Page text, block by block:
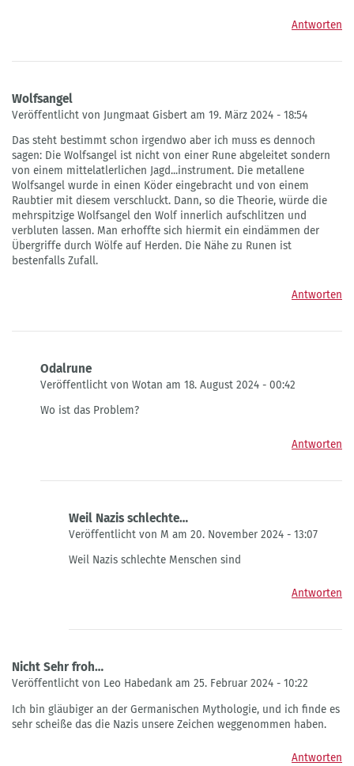
Antworten
Wolfsangel
Veröffentlicht von Jungmaat Gisbert am 19. März 2024 - 18:54
Das steht bestimmt schon irgendwo aber ich muss es dennoch
sagen: Die Wolfsangel ist nicht von einer Rune abgeleitet sondern
von einem mittelatlerlichen Jagd...instrument. Die metallene
Wolfsangel wurde in einen Köder eingebracht und von einem
Raubtier mit diesem verschluckt. Dann, so die Theorie, würde die
mehrspitzige Wolfsangel den Wolf innerlich aufschlitzen und
verbluten lassen. Man erhoffte sich hiermit ein eindämmen der
Übergriffe durch Wölfe auf Herden. Die Nähe zu Runen ist
bestenfalls Zufall.
Antworten
Odalrune
Veröffentlicht von Wotan am 18. August 2024 - 00:42
auf
Wo ist das Problem?
Antworten
Weil Nazis schlechte…
Veröffentlicht von M am 20. November 2024 - 13:07
auf
Weil Nazis schlechte Menschen sind
Antworten
Nicht Sehr froh…
Veröffentlicht von Leo Habedank am 25. Februar 2024 - 10:22
Ich bin gläubiger an der Germanischen Mythologie, und ich finde es
sehr scheiße das die Nazis unsere Zeichen weggenommen haben.
Antworten